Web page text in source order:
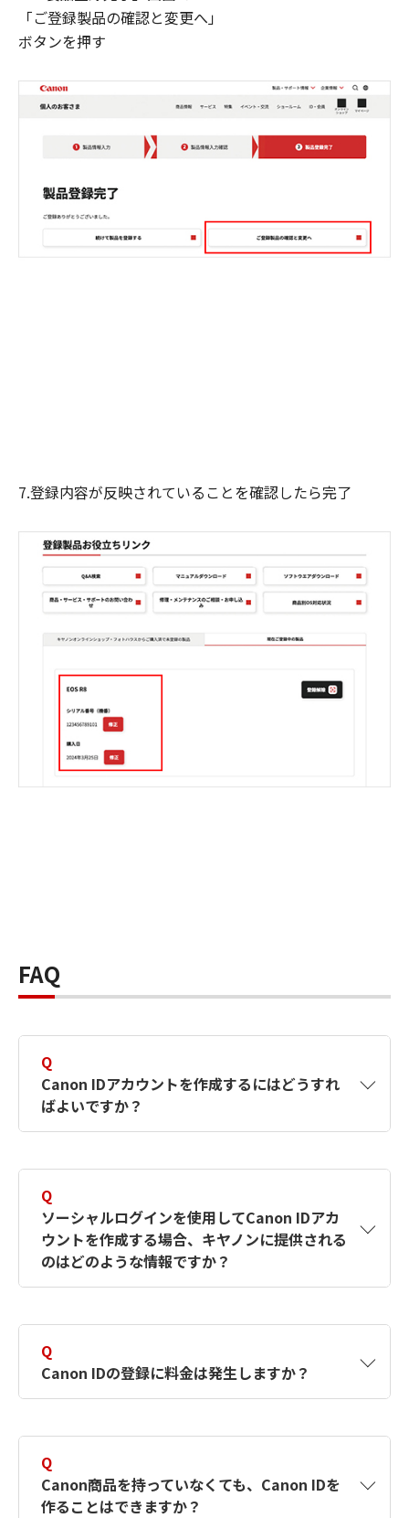
「ご登録製品の確認と変更へ」
ボタンを押す
7.登録内容が反映されていることを確認したら完了
FAQ
Q
Canon IDアカウントを作成するにはどうすれ
ばよいですか？
す。詳しい作成方法は【カメラ】Canon IDとは
何ですか？Canon IDの作成方法は？をご確認く
ださい。
Q
ソーシャルログインを使用してCanon IDアカ
ウントを作成する場合、キヤノンに提供される
のはどのような情報ですか？
択したサービスから取得します。アカウントを
簡単に作成できるように、この情報を使用して
Canon IDの登録フォームを入力します。
Q
Canon IDの登録に料金は発生しますか？
Q
Canon商品を持っていなくても、Canon IDを
作ることはできますか？